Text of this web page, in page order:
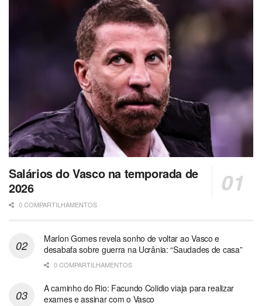
Salários do Vasco na temporada de
2026
0 COMPARTILHAMENTOS
Marlon Gomes revela sonho de voltar ao Vasco e
desabafa sobre guerra na Ucrânia: “Saudades de casa”
0 COMPARTILHAMENTOS
A caminho do Rio: Facundo Colidio viaja para realizar
exames e assinar com o Vasco